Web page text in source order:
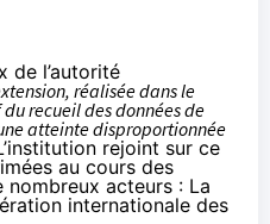
de l’autorité
réalisée dans le
recueil des données de
atteinte disproportionnée
rejoint sur ce
au cours des
nombreux acteurs : La
internationale des